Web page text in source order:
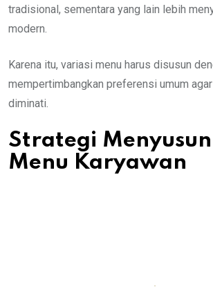
tradisional, sementara yang lain lebih
modern.
Karena itu, variasi menu harus disusun
mempertimbangkan preferensi umum
diminati.
Strategi
Menu Karyawan